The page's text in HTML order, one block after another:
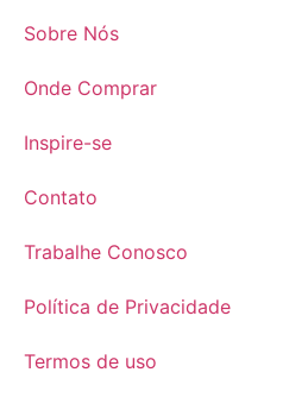
Sobre Nós
Onde Comprar
Inspire-se
Contato
Trabalhe Conosco
Política de Privacidade
Termos de uso